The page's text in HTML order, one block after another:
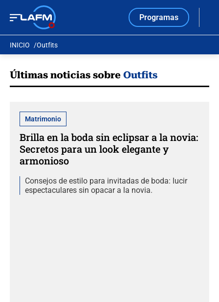
Programas
INICIO Outfits
Últimas noticias sobre Outfits
Matrimonio
Brilla en la boda sin eclipsar a la novia:
Secretos para un look elegante y
armonioso
Consejos de estilo para invitadas de boda: lucir
espectaculares sin opacar a la novia.